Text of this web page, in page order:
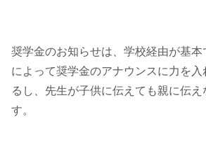
奨学金のお知らせは、学校経由が基
によって奨学金のアナウンスに力を
るし、先生が子供に伝えても親に伝え
す。